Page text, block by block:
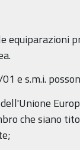
equiparazioni
e s.m.i.
che siano